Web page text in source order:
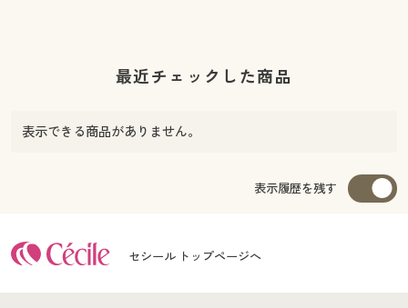
最近チェックした商品
表示できる商品がありません。
表示履歴を残す
セシール トップページへ